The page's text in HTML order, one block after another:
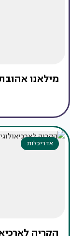
מילאנו
אדריכלות
הקריה